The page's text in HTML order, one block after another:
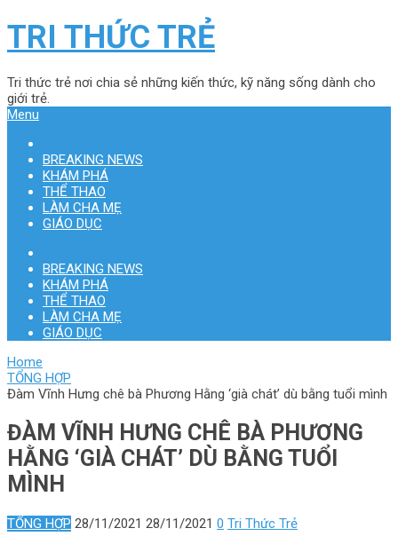
TRI THỨC TRẺ
Tri thức trẻ nơi chia sẻ những kiến thức, kỹ năng sống dành cho
giới trẻ.
Menu
BREAKING NEWS
KHÁM PHÁ
THỂ THAO
LÀM CHA MẸ
GIÁO DỤC
BREAKING NEWS
KHÁM PHÁ
THỂ THAO
LÀM CHA MẸ
GIÁO DỤC
Home
TỔNG HỢP
Đàm Vĩnh Hưng chê bà Phương Hằng ‘già chát’ dù bằng tuổi mình
ĐÀM VĨNH HƯNG CHÊ BÀ PHƯƠNG
HẰNG ‘GIÀ CHÁT’ DÙ BẰNG TUỔI
MÌNH
TỔNG HỢP 28/11/2021 28/11/2021 0 Tri Thức Trẻ